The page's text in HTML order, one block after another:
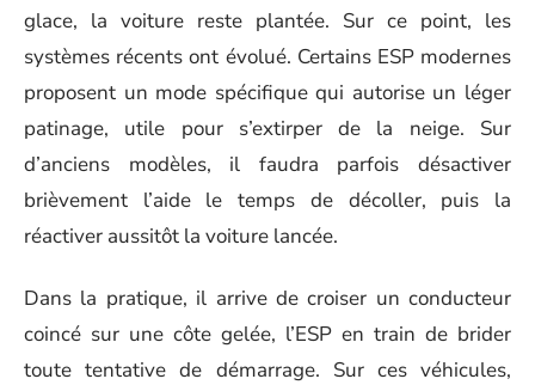
glace, la voiture reste plantée. Sur ce point, les
systèmes récents ont évolué. Certains ESP modernes
proposent un mode spécifique qui autorise un léger
patinage, utile pour s’extirper de la neige. Sur
d’anciens modèles, il faudra parfois désactiver
brièvement l’aide le temps de décoller, puis la
réactiver aussitôt la voiture lancée.
Dans la pratique, il arrive de croiser un conducteur
coincé sur une côte gelée, l’ESP en train de brider
toute tentative de démarrage. Sur ces véhicules,